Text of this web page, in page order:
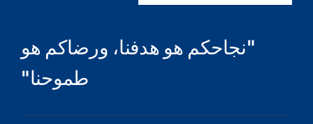
"نجاحكم هو هدفنا، ورضاكم هو
طموحنا"